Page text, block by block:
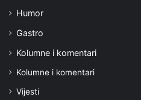
Humor
Gastro
Kolumne i komentari
Kolumne i komentari
Vijesti